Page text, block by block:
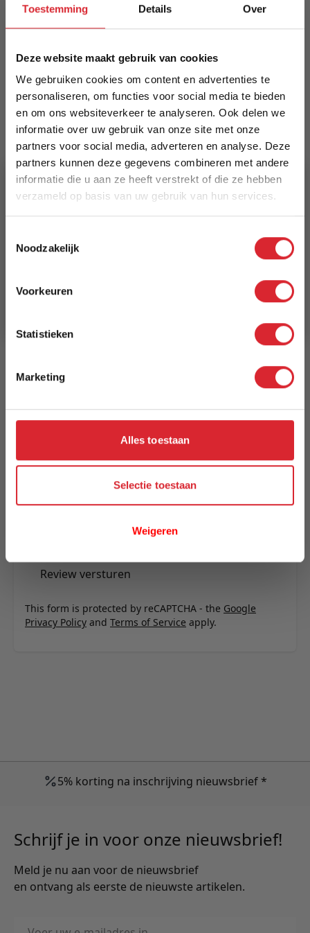
Toestemming Details Over
Deze website maakt gebruik van cookies
We gebruiken cookies om content en advertenties te
personaliseren, om functies voor social media te bieden
en om ons websiteverkeer te analyseren. Ook delen we
informatie over uw gebruik van onze site met onze
partners voor social media, adverteren en analyse. Deze
partners kunnen deze gegevens combineren met andere
informatie die u aan ze heeft verstrekt of die ze hebben
verzameld op basis van uw gebruik van hun services.
Noodzakelijk
Voorkeuren
Statistieken
Marketing
Alles toestaan
Selectie toestaan
Weigeren
meerdere formaten en kleuren, ook geschikt
voor buiten. Ieder exemplaar heeft een unieke
U plaatst een review over:Eettafel Teun 150x90 wit
Review
Review versturen
This form is protected by reCAPTCHA - the Google
Privacy Policy and Terms of Service apply.
Meer informatie
Merk
Dimehouse
EAN
8720239845617
€ 437,44
Levertijd
5% korting na inschrijving nieuwsbrief *
Schrijf je in voor onze nieuwsbrief!
Meld je nu aan voor de nieuwsbrief
en ontvang als eerste de nieuwste artikelen.
E-mailadres